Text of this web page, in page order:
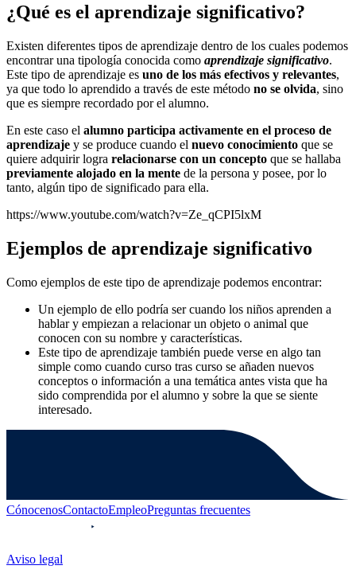
¿Qué es el aprendizaje significativo?
Existen diferentes tipos de aprendizaje dentro de los cuales podemos
encontrar una tipología conocida como aprendizaje significativo.
Este tipo de aprendizaje es uno de los más efectivos y relevantes,
ya que todo lo aprendido a través de este método no se olvida, sino
que es siempre recordado por el alumno.
En este caso el alumno participa activamente en el proceso de
aprendizaje y se produce cuando el nuevo conocimiento que se
quiere adquirir logra relacionarse con un concepto que se hallaba
previamente alojado en la mente de la persona y posee, por lo
tanto, algún tipo de significado para ella.
https://www.youtube.com/watch?v=Ze_qCPI5lxM
Ejemplos de aprendizaje significativo
Como ejemplos de este tipo de aprendizaje podemos encontrar:
Un ejemplo de ello podría ser cuando los niños aprenden a
hablar y empiezan a relacionar un objeto o animal que
conocen con su nombre y características.
Este tipo de aprendizaje también puede verse en algo tan
simple como cuando curso tras curso se añaden nuevos
conceptos o información a una temática antes vista que ha
sido comprendida por el alumno y sobre la que se siente
interesado.
CónocenosContactoEmpleoPreguntas frecuentes
Aviso legal